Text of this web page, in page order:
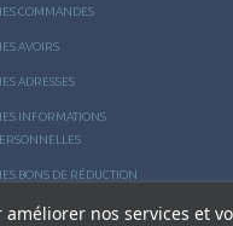
COMMANDES
AVOIRS
ADRESSES
INFORMATIONS
BONS DE RÉDUCTION
nos services et